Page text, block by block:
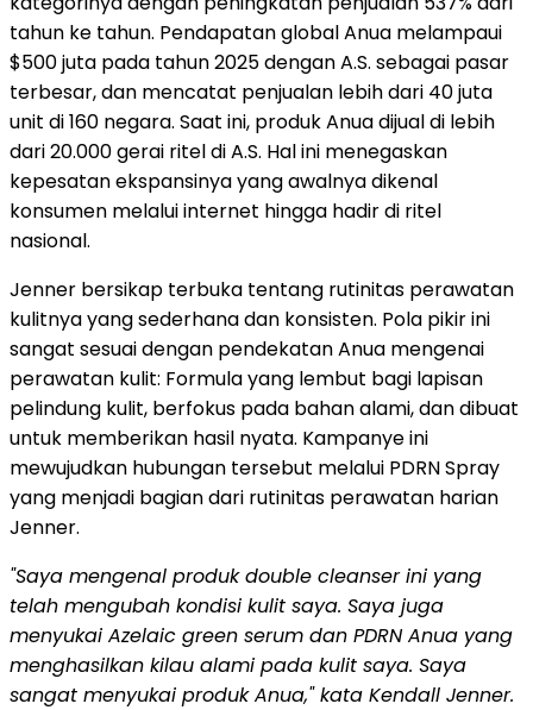
tahun ke tahun. Pendapatan global Anua melampaui
$500 juta pada tahun 2025 dengan A.S. sebagai pasar
terbesar, dan mencatat penjualan lebih dari 40 juta
unit di 160 negara. Saat ini, produk Anua dijual di lebih
dari 20.000 gerai ritel di A.S. Hal ini menegaskan
kepesatan ekspansinya yang awalnya dikenal
konsumen melalui internet hingga hadir di ritel
nasional.
Jenner bersikap terbuka tentang rutinitas perawatan
kulitnya yang sederhana dan konsisten. Pola pikir ini
sangat sesuai dengan pendekatan Anua mengenai
perawatan kulit: Formula yang lembut bagi lapisan
pelindung kulit, berfokus pada bahan alami, dan dibuat
untuk memberikan hasil nyata. Kampanye ini
mewujudkan hubungan tersebut melalui PDRN Spray
yang menjadi bagian dari rutinitas perawatan harian
Jenner.
"Saya mengenal produk double cleanser ini yang
telah mengubah kondisi kulit saya. Saya juga
menyukai Azelaic green serum dan PDRN Anua yang
menghasilkan kilau alami pada kulit saya. Saya
sangat menyukai produk Anua,"kata Kendall Jenner.